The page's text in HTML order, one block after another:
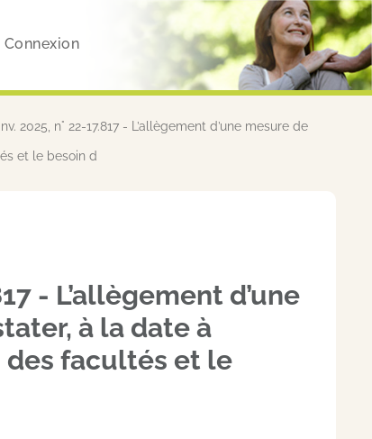
Connexion
2025, n° 22-17.817 - L’allègement d’une mesure de
et le besoin d
- L’allègement d’une
à la date à
des facultés et le